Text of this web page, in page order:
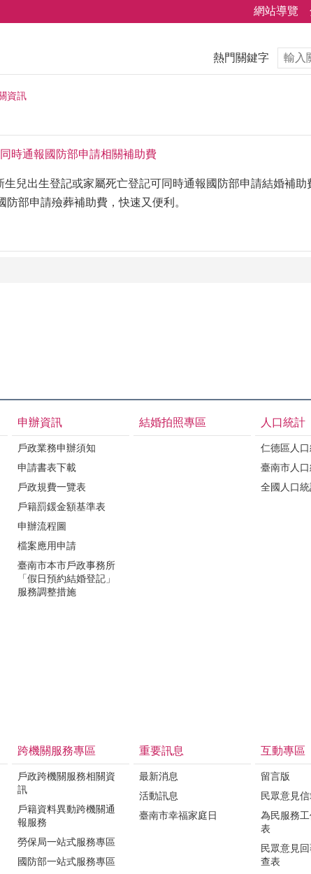
網站導覽
熱門關鍵字
資訊
時通報國防部申請相關補助費
兒出生登記或家屬死亡登記可同時通報國防部申請結婚補
部申請殮葬補助費，快速又便利。
申辦資訊
戶政業務申辦須知
申請書表下載
戶政規費一覽表
戶籍罰鍰金額基準表
申辦流程圖
檔案應用申請
臺南市本市戶政事務所
「假日預約結婚登記」
服務調整措施
結婚拍照專區 人口統計
仁德區人
臺南市人
全國人口
跨機關服務專區
戶政跨機關服務相關資
訊
戶籍資料異動跨機關通
報服務
勞保局一站式服務專區
國防部一站式服務專區
重要訊息
最新消息
活動訊息
臺南市幸福家庭日
互動專區
留言版
民眾意見
為民服務
表
民眾意見
查表